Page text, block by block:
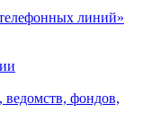
линий»
фондов,